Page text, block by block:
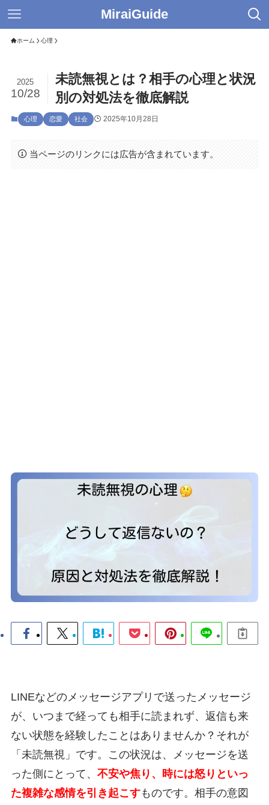
MiraiGuide
ホーム 心理
未読無視とは？相手の心理と状況
別の対処法を徹底解説
2025
10/28
心理 恋愛 社会 2025年10月28日
当ページのリンクには広告が含まれています。
LINEなどのメッセージアプリで送ったメッセージ
が、いつまで経っても相手に読まれず、返信も来
ない状態を経験したことはありませんか？それが
「未読無視」です。この状況は、メッセージを送
った側にとって、 不安や焦り、時には怒りといっ
た複雑な感情を引き起こすものです。相手の意図